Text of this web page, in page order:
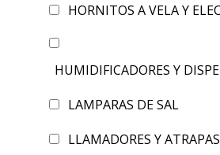
HORNITOS A VELA Y
HUMIDIFICADORES Y
LAMPARAS DE SAL
LLAMADORES Y